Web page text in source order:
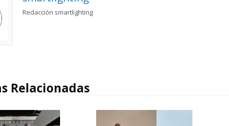
Redacción smartlighting
Relacionadas